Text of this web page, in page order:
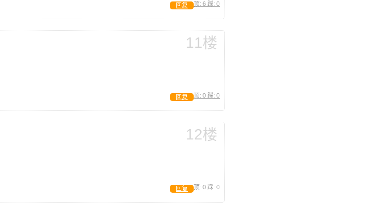
顶: 6 踩: 0
回复
11楼
顶: 0 踩: 0
回复
12楼
顶: 0 踩: 0
回复